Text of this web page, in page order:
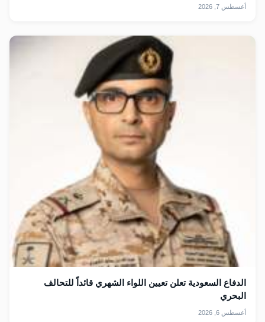
أغسطس 7, 2026
الدفاع السعودية تعلن تعيين اللواء الشهري قائداً للتحالف
البحري
أغسطس 6, 2026